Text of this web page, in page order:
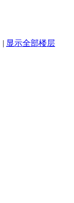
| 显示全部楼层